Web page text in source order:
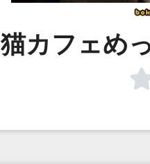
猫カフェめ